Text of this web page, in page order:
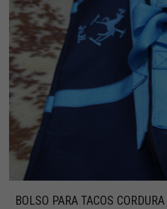
BOLSO PARA TACOS CORDURA